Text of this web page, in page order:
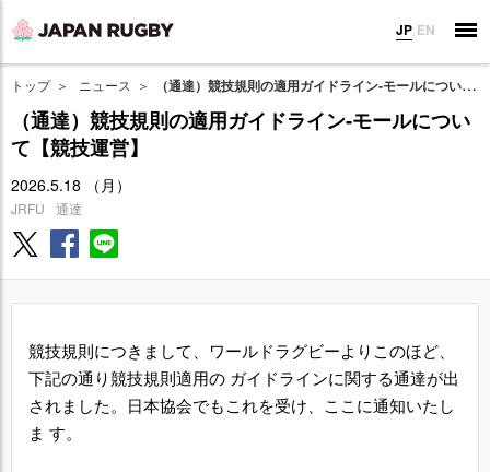
JP EN
トップ ニュース （通達）競技規則の適用ガイドライン‐モールについて【競技運営】
（通達）競技規則の適用ガイドライン‐モールについ
て【競技運営】
2026.5.18 （月）
JRFU 通達
競技規則につきまして、ワールドラグビーよりこのほど、
下記の通り競技規則適用の ガイドラインに関する通達が出
されました。日本協会でもこれを受け、ここに通知いたし
ま す。